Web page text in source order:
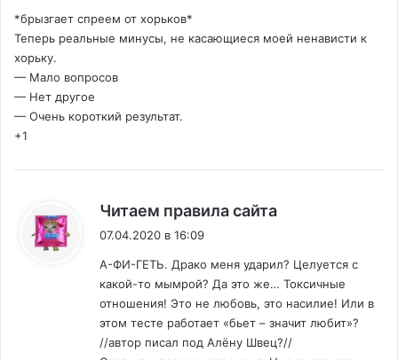
*брызгает спреем от хорьков*
Теперь реальные минусы, не касающиеся моей ненависти к
хорьку.
— Мало вопросов
— Нет другое
— Очень короткий результат.
+1
Читаем правила сайта
07.04.2020 в 16:09
А-ФИ-ГЕТЬ. Драко меня ударил? Целуется с
какой-то мымрой? Да это же… Токсичные
отношения! Это не любовь, это насилие! Или в
этом тесте работает «бьет – значит любит»?
//автор писал под Алёну Швец?//